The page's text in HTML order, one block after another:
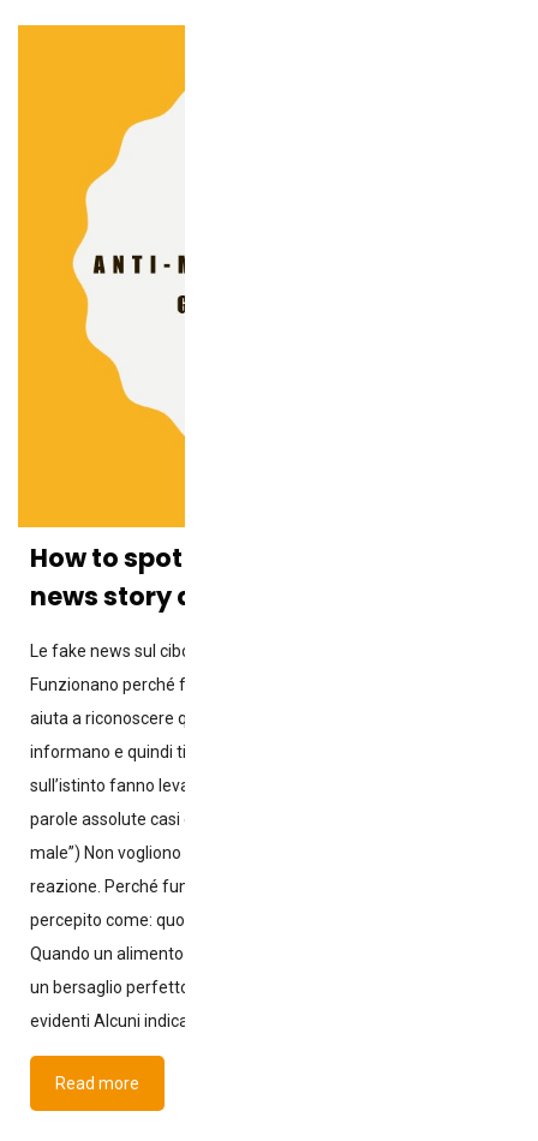
How to spot a ‘gut-feeling’ fake
news story about chicken
Le fake news sul cibo non funzionano perché sono false.
Funzionano perché fanno leva sulle emozioni. Questo articolo ti
aiuta a riconoscere quelle “di pancia”: quelle che non ti
informano e quindi ti “agitano”. Le notizie false basate
sull’istinto fanno leva sulle emozioni Utilizzano: immagini forti
parole assolute casi estremi narrazioni binarie (“bene contro
male”) Non vogliono dare spiegazioni: vogliono provocare una
reazione. Perché funzionano così bene Perché il pollo è
percepito come: quotidiano economico fragile vicino alla salute
Quando un alimento è così presente nelle nostre vite, diventa
un bersaglio perfetto per la disinformazione. I segni più
evidenti Alcuni indicatori
Read more